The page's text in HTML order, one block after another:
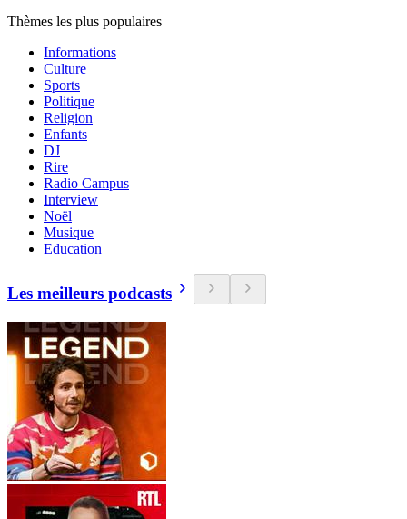
Thèmes les plus populaires
Informations
Culture
Sports
Politique
Religion
Enfants
DJ
Rire
Radio Campus
Interview
Noël
Musique
Education
Les meilleurs podcasts